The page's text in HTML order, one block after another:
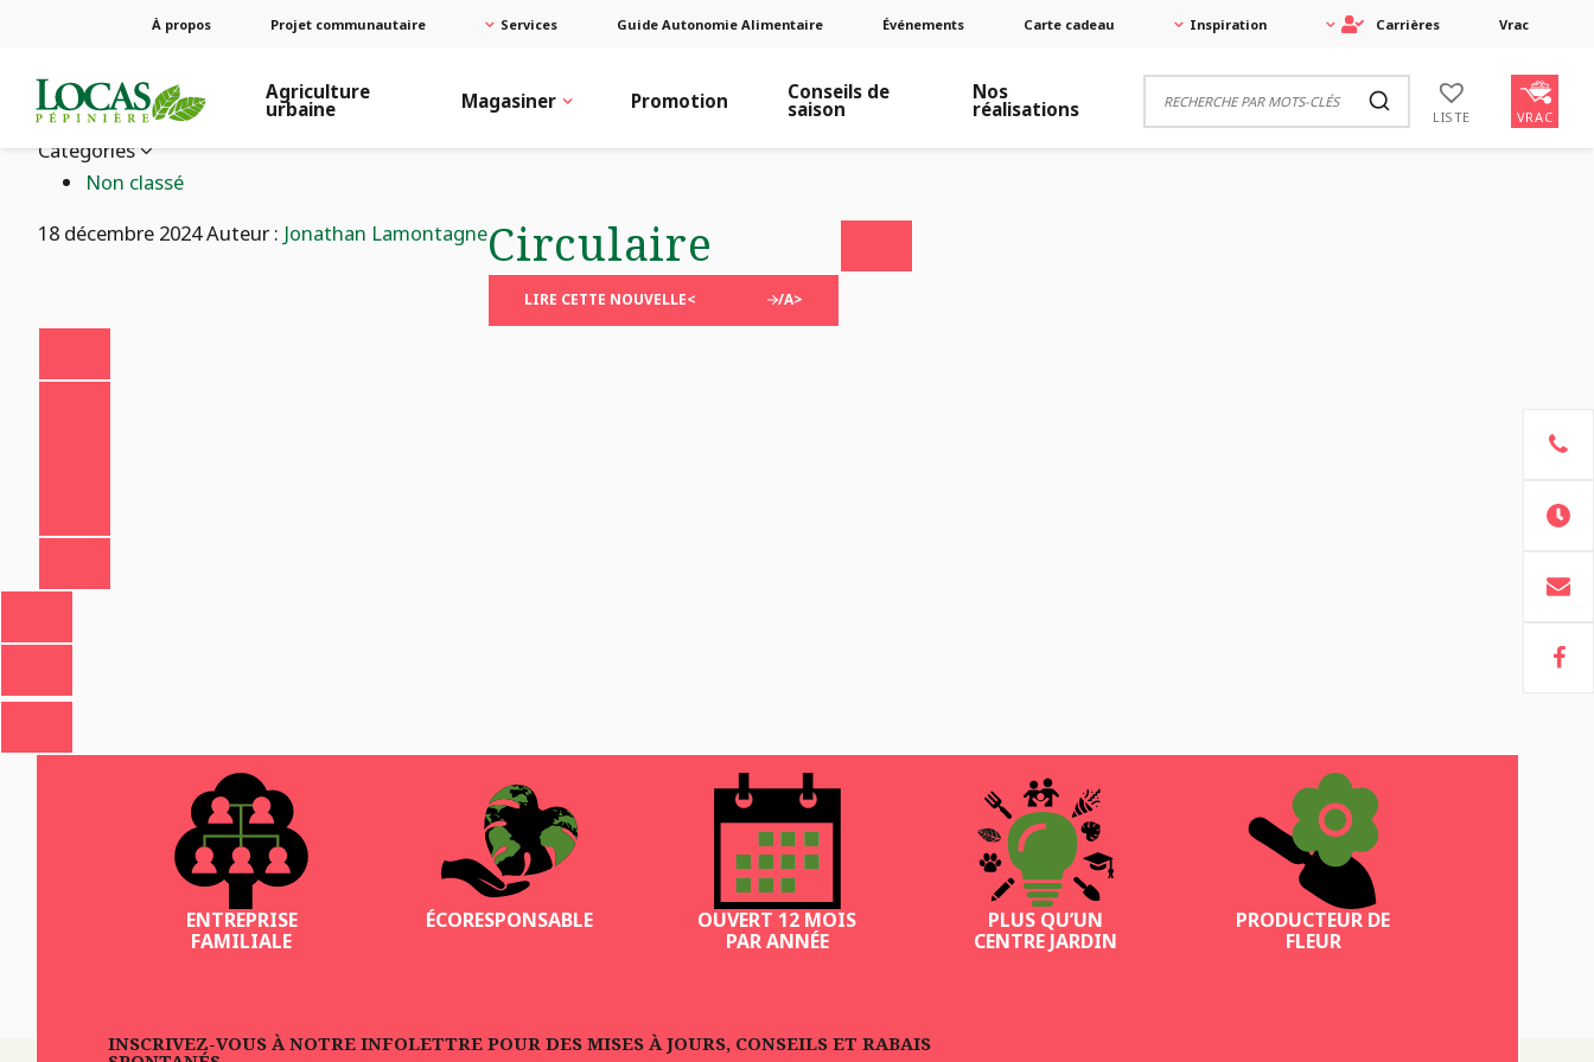
À propos Projet communautaire Services Guide Autonomie Alimentaire Événements Carte cadeau Inspiration Carrières Vrac
Agriculture
urbaine Magasiner Promotion Conseils de
saison
Nos
réalisations LISTE VRAC
Catégories
Non classé
18 décembre 2024Auteur : Jonathan LamontagneCirculaire
LIRE CETTE NOUVELLE< /A>
ENTREPRISE
FAMILIALE
ÉCORESPONSABLE
OUVERT 12 MOIS
PAR ANNÉE
PLUS QU’UN
CENTRE JARDIN
PRODUCTEUR DE
FLEUR
INSCRIVEZ-VOUS À NOTRE INFOLETTRE POUR DES MISES À JOURS, CONSEILS ET RABAIS